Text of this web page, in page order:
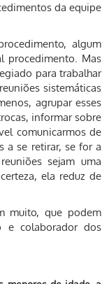
da equipe
algum
procedimento. Mas
para trabalhar
sistemáticas
agrupar esses
informar sobre
comunicarmos de
a se retirar, se for a
sejam uma
ela reduz de
muito, que podem
e colaborador dos